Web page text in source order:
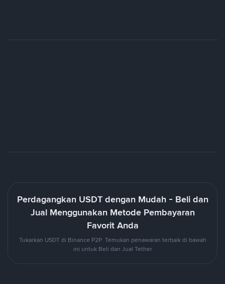
Perdagangkan USDT dengan Mudah - Beli dan
Jual Menggunakan Metode Pembayaran
Favorit Anda
Tukarkan USDT di Binance P2P. Temukan penawaran terbaik di bawah
ini untuk Beli dan Jual Tether